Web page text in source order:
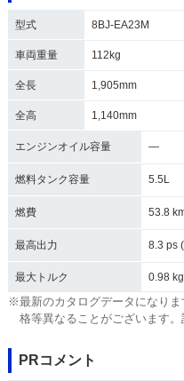
型式 8BJ-EA23M
車両重量 112kg
全長 1,905mm
全高 1,140mm
エンジンオイル容量 ―
燃料タンク容量 5.5L
燃費 53.8
最高出力 8.3 ps
最大トルク 0.98
※最新のカタログデータになり
格等異なることがございます。
PRコメント